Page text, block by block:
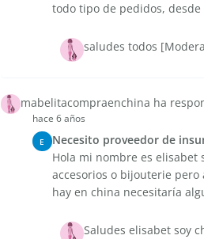
todo tipo de pedidos, desde
saludes todos
mabelitacompraenchina ha
hace 6 años
E Necesito proveedor de
Hola mi nombre es
accesorios o bijouterie pero
hay en china necesitaría
Saludes elisabet soy